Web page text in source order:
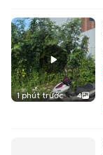
1 phút trước 4